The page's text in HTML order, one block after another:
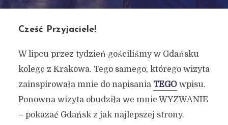
Cześć Przyjaciele!
W lipcu przez tydzień gościliśmy w Gdańsku
kolegę z Krakowa. Tego samego, którego wizyta
zainspirowała mnie do napisania TEGOwpisu.
Ponowna wizyta obudziła we mnie WYZWANIE
– pokazać Gdańsk z jak najlepszej strony.